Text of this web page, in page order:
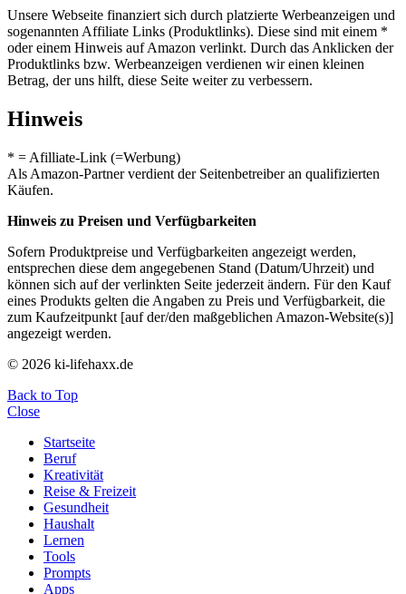
Unsere Webseite finanziert sich durch platzierte Werbeanzeigen und
sogenannten Affiliate Links (Produktlinks). Diese sind mit einem *
oder einem Hinweis auf Amazon verlinkt. Durch das Anklicken der
Produktlinks bzw. Werbeanzeigen verdienen wir einen kleinen
Betrag, der uns hilft, diese Seite weiter zu verbessern.
Hinweis
* = Afilliate-Link (=Werbung)
Als Amazon-Partner verdient der Seitenbetreiber an qualifizierten
Käufen.
Hinweis zu Preisen und Verfügbarkeiten
Sofern Produktpreise und Verfügbarkeiten angezeigt werden,
entsprechen diese dem angegebenen Stand (Datum/Uhrzeit) und
können sich auf der verlinkten Seite jederzeit ändern. Für den Kauf
eines Produkts gelten die Angaben zu Preis und Verfügbarkeit, die
zum Kaufzeitpunkt [auf der/den maßgeblichen Amazon-Website(s)]
angezeigt werden.
© 2026 ki-lifehaxx.de
Back to Top
Close
Startseite
Beruf
Kreativität
Reise & Freizeit
Gesundheit
Haushalt
Lernen
Tools
Prompts
Apps